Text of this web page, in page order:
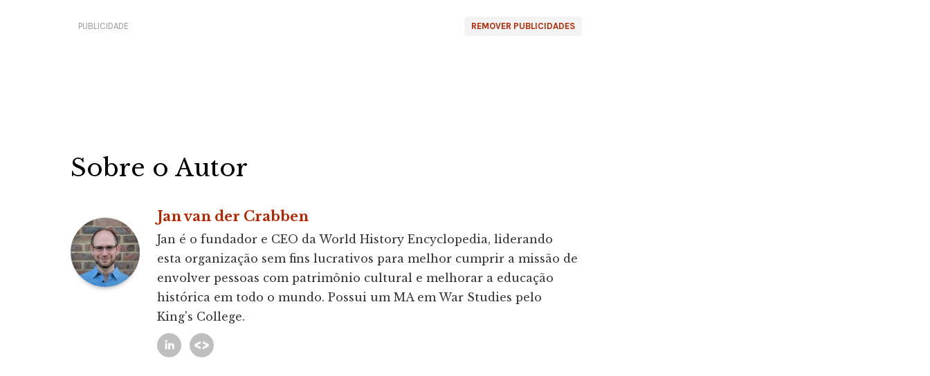
REMOVER PUBLICIDADES
PUBLICIDADE
Sobre o Autor
Jan van der Crabben
Jan é o fundador e CEO da World History Encyclopedia, liderando
esta organização sem fins lucrativos para melhor cumprir a missão de
envolver pessoas com patrimônio cultural e melhorar a educação
histórica em todo o mundo. Possui um MA em War Studies pelo
King's College.